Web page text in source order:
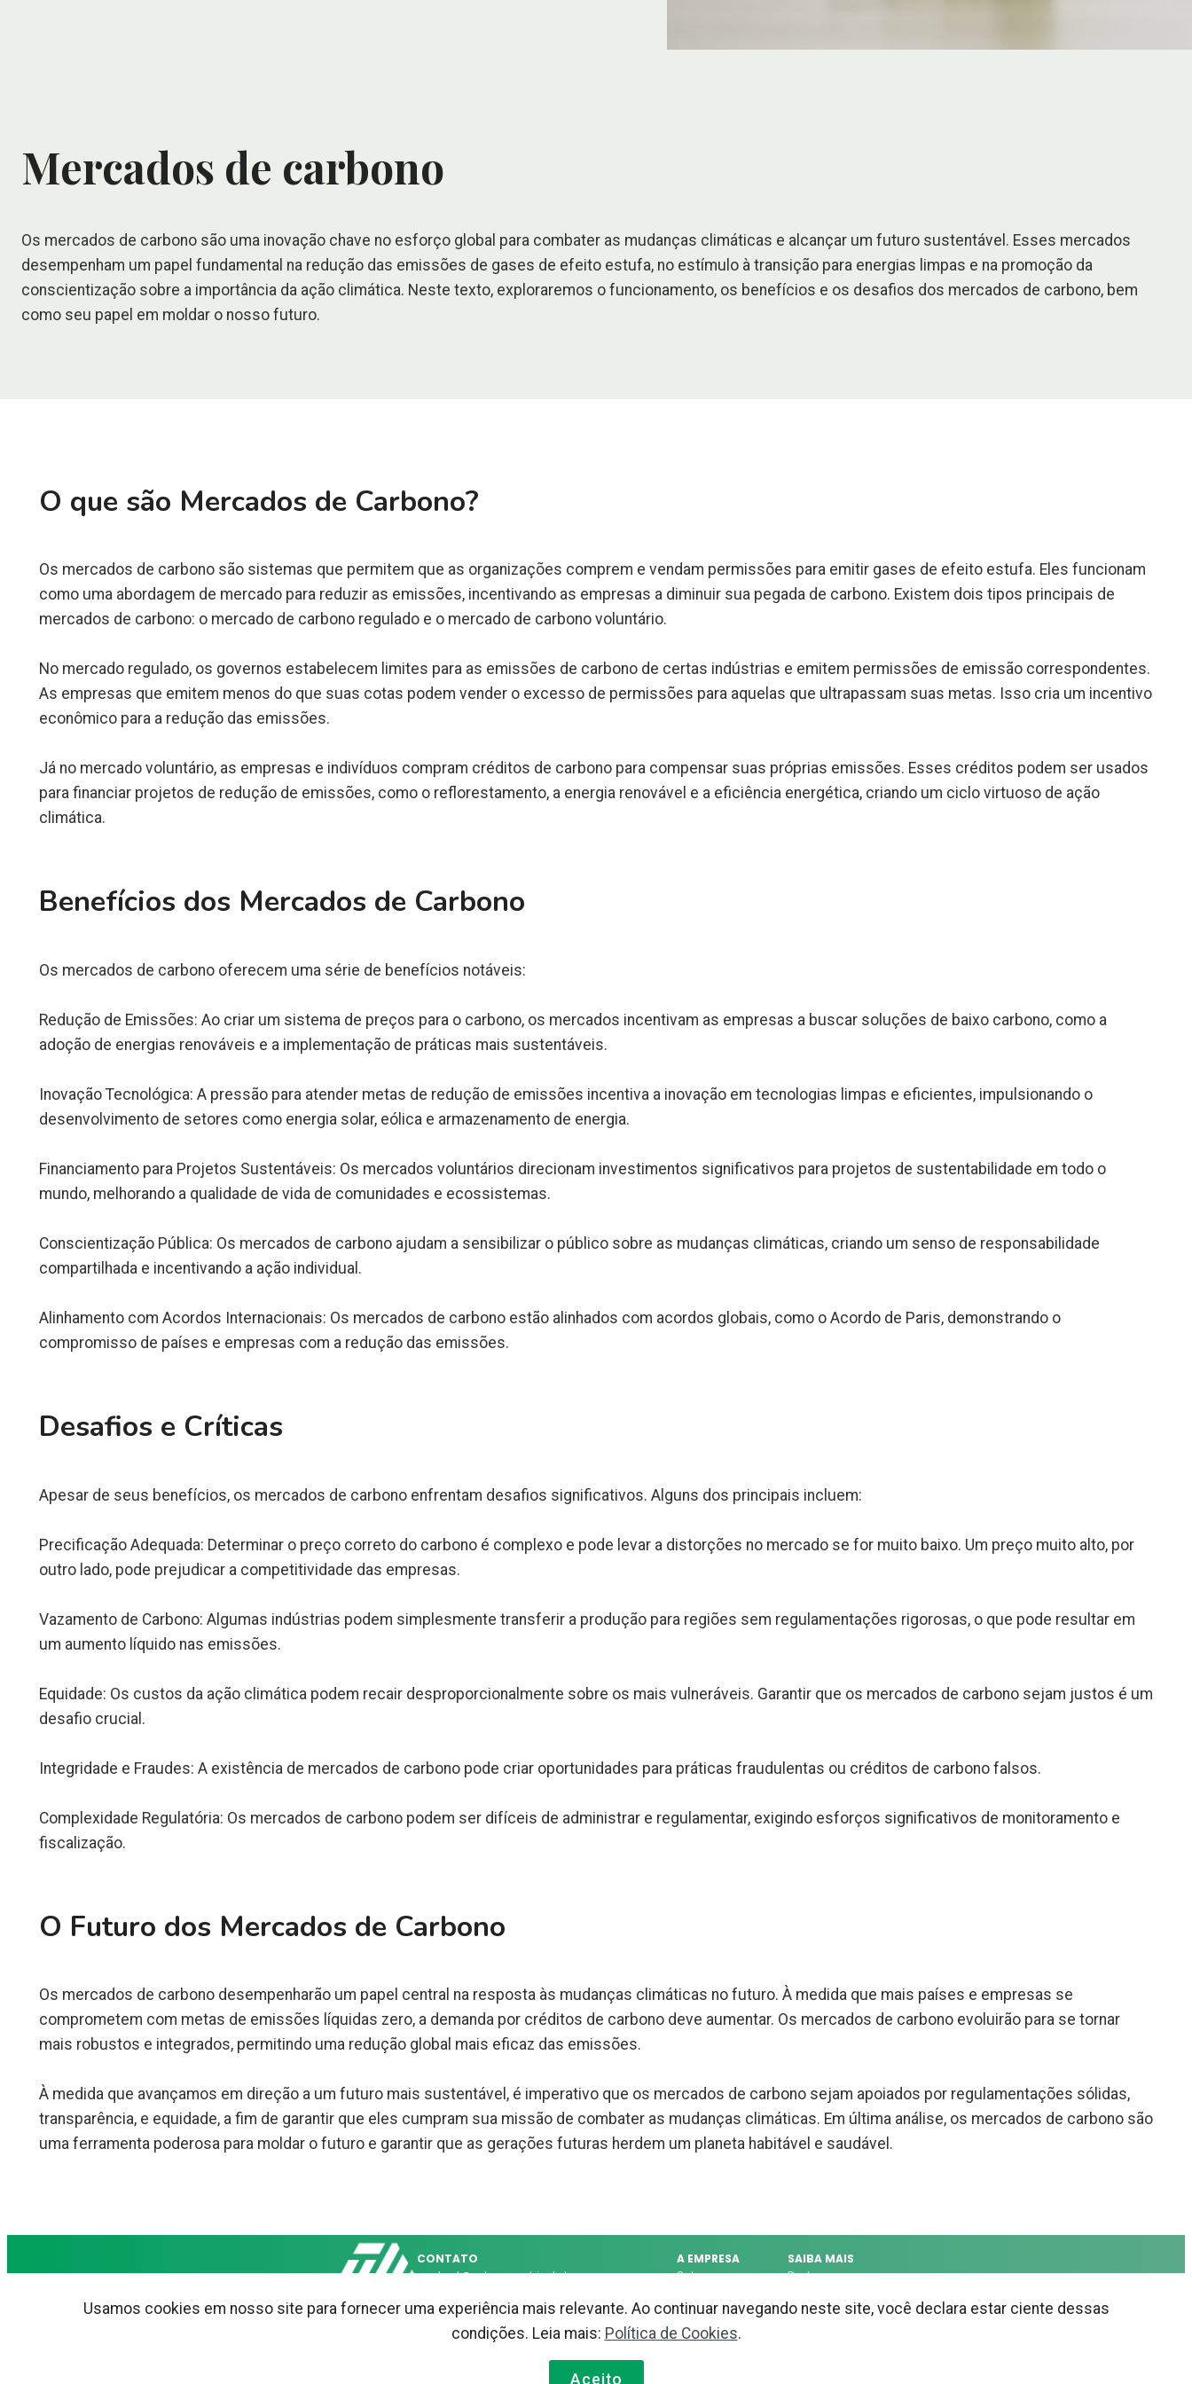
Mercados de carbono
Os mercados de carbono são uma inovação chave no esforço global para combater as mudanças climáticas e alcançar um futuro sustentável. Esses mercados
desempenham um papel fundamental na redução das emissões de gases de efeito estufa, no estímulo à transição para energias limpas e na promoção da
conscientização sobre a importância da ação climática. Neste texto, exploraremos o funcionamento, os benefícios e os desafios dos mercados de carbono, bem
como seu papel em moldar o nosso futuro.
O que são Mercados de Carbono?
Os mercados de carbono são sistemas que permitem que as organizações comprem e vendam permissões para emitir gases de efeito estufa. Eles funcionam
como uma abordagem de mercado para reduzir as emissões, incentivando as empresas a diminuir sua pegada de carbono. Existem dois tipos principais de
mercados de carbono: o mercado de carbono regulado e o mercado de carbono voluntário.
No mercado regulado, os governos estabelecem limites para as emissões de carbono de certas indústrias e emitem permissões de emissão correspondentes.
As empresas que emitem menos do que suas cotas podem vender o excesso de permissões para aquelas que ultrapassam suas metas. Isso cria um incentivo
econômico para a redução das emissões.
Já no mercado voluntário, as empresas e indivíduos compram créditos de carbono para compensar suas próprias emissões. Esses créditos podem ser usados
para financiar projetos de redução de emissões, como o reflorestamento, a energia renovável e a eficiência energética, criando um ciclo virtuoso de ação
climática.
Benefícios dos Mercados de Carbono
Os mercados de carbono oferecem uma série de benefícios notáveis:
Redução de Emissões: Ao criar um sistema de preços para o carbono, os mercados incentivam as empresas a buscar soluções de baixo carbono, como a
adoção de energias renováveis e a implementação de práticas mais sustentáveis.
Inovação Tecnológica: A pressão para atender metas de redução de emissões incentiva a inovação em tecnologias limpas e eficientes, impulsionando o
desenvolvimento de setores como energia solar, eólica e armazenamento de energia.
Financiamento para Projetos Sustentáveis: Os mercados voluntários direcionam investimentos significativos para projetos de sustentabilidade em todo o
mundo, melhorando a qualidade de vida de comunidades e ecossistemas.
Conscientização Pública: Os mercados de carbono ajudam a sensibilizar o público sobre as mudanças climáticas, criando um senso de responsabilidade
compartilhada e incentivando a ação individual.
Alinhamento com Acordos Internacionais: Os mercados de carbono estão alinhados com acordos globais, como o Acordo de Paris, demonstrando o
compromisso de países e empresas com a redução das emissões.
Desafios e Críticas
Apesar de seus benefícios, os mercados de carbono enfrentam desafios significativos. Alguns dos principais incluem:
Precificação Adequada: Determinar o preço correto do carbono é complexo e pode levar a distorções no mercado se for muito baixo. Um preço muito alto, por
outro lado, pode prejudicar a competitividade das empresas.
Vazamento de Carbono: Algumas indústrias podem simplesmente transferir a produção para regiões sem regulamentações rigorosas, o que pode resultar em
um aumento líquido nas emissões.
Equidade: Os custos da ação climática podem recair desproporcionalmente sobre os mais vulneráveis. Garantir que os mercados de carbono sejam justos é um
desafio crucial.
Integridade e Fraudes: A existência de mercados de carbono pode criar oportunidades para práticas fraudulentas ou créditos de carbono falsos.
Complexidade Regulatória: Os mercados de carbono podem ser difíceis de administrar e regulamentar, exigindo esforços significativos de monitoramento e
fiscalização.
O Futuro dos Mercados de Carbono
Os mercados de carbono desempenharão um papel central na resposta às mudanças climáticas no futuro. À medida que mais países e empresas se
comprometem com metas de emissões líquidas zero, a demanda por créditos de carbono deve aumentar. Os mercados de carbono evoluirão para se tornar
mais robustos e integrados, permitindo uma redução global mais eficaz das emissões.
À medida que avançamos em direção a um futuro mais sustentável, é imperativo que os mercados de carbono sejam apoiados por regulamentações sólidas,
transparência, e equidade, a fim de garantir que eles cumpram sua missão de combater as mudanças climáticas. Em última análise, os mercados de carbono são
uma ferramenta poderosa para moldar o futuro e garantir que as gerações futuras herdem um planeta habitável e saudável.
CONTATO
contact@netzeroambiental.com
Av. Brig Faria Lima, 3144, Andar 3
Jardim Paulistano, São Paulo, SP CEP 01.451-000
A EMPRESA
Sobre
Código de Conduta
Contato
SAIBA MAIS
Destaques
Usamos cookies em nosso site para fornecer uma experiência mais relevante. Ao continuar navegando neste site, você declara estar ciente dessas
condições. Leia mais: Política de Cookies.
Aceito